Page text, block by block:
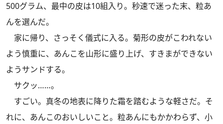
500グラム、最中の皮は10組入り。秒速で迷った末、粒あ
んを選んだ。
家に帰り、さっそく儀式に入る。菊形の皮がこわれない
よう慎重に、あんこを山形に盛り上げ、すきまができない
ようサンドする。
サクッ……。
すごい。真冬の地表に降りた霜を踏むような軽さだ。そ
れに、あんこのおいしいこと。粒あんにもかかわらず、小